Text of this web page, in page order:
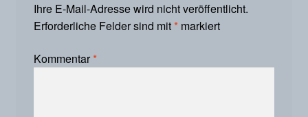
Ihre E-Mail-Adresse wird nicht veröffentlicht.
Erforderliche Felder sind mit *markiert
Kommentar *